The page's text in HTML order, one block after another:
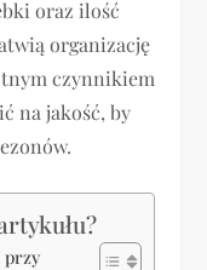
oraz ilość
organizację
czynnikiem
na jakość, by
przy